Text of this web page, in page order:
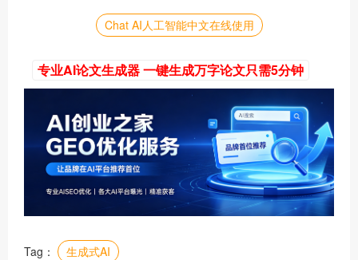
Chat AI人工智能中文在线使用
专业AI论文生成器 一键生成万字论文只需5分钟
Tag： 生成式AI